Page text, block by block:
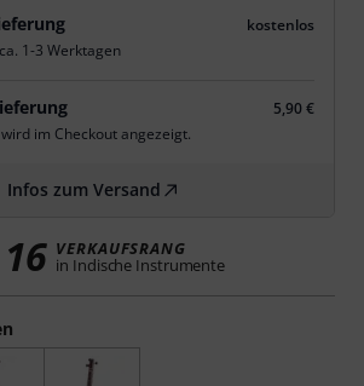
kostenlos
1-3 Werktagen
5,90 €
im Checkout angezeigt.
Infos zum Versand
16 VERKAUFSRANG
in Indische Instrumente